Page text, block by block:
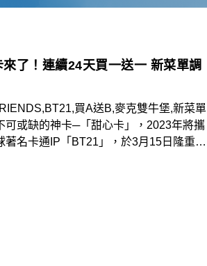
了！連續24天買一送一 新菜單調
買A送B,麥克雙牛堡,新菜單
可或缺的神卡─「甜心卡」，2023年將攜
著名卡通IP「BT21」，於3月15日隆重登